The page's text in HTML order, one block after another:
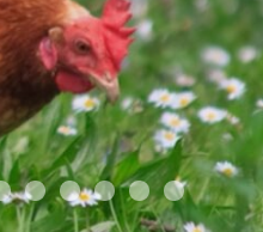
3 4 5 6 7 8